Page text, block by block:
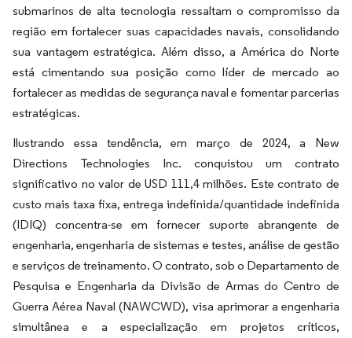
submarinos de alta tecnologia ressaltam o compromisso da
região em fortalecer suas capacidades navais, consolidando
sua vantagem estratégica. Além disso, a América do Norte
está cimentando sua posição como líder de mercado ao
fortalecer as medidas de segurança naval e fomentar parcerias
estratégicas.
Ilustrando essa tendência, em março de 2024, a New
Directions Technologies Inc. conquistou um contrato
significativo no valor de USD 111,4 milhões. Este contrato de
custo mais taxa fixa, entrega indefinida/quantidade indefinida
(IDIQ) concentra-se em fornecer suporte abrangente de
engenharia, engenharia de sistemas e testes, análise de gestão
e serviços de treinamento. O contrato, sob o Departamento de
Pesquisa e Engenharia da Divisão de Armas do Centro de
Guerra Aérea Naval (NAWCWD), visa aprimorar a engenharia
simultânea e a especialização em projetos críticos,